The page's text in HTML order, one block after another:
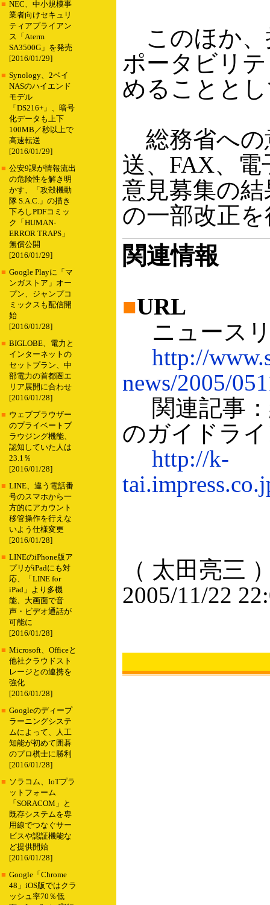
■ NEC、中小規模事
業者向けセキュリ
ティアプライアン
ス「Aterm
SA3500G」を発売
[2016/01/29]
■ Synology、2ベイ
NASのハイエンド
モデル
「DS216+」、暗号
化データも上下
100MB／秒以上で
高速転送
[2016/01/29]
■ 公安9課が情報流出
の危険性を解き明
かす、「攻殻機動
隊 S.A.C.」の描き
下ろしPDFコミッ
ク「HUMAN-
ERROR TRAPS」
無償公開
[2016/01/29]
■ Google Playに「マ
ンガストア」オー
プン、ジャンプコ
ミックスも配信開
始
[2016/01/28]
■ BIGLOBE、電力と
インターネットの
セットプラン、中
部電力の首都圏エ
リア展開に合わせ
[2016/01/28]
■ ウェブブラウザー
のプライベートブ
ラウジング機能、
認知していた人は
23.1％
[2016/01/28]
■ LINE、違う電話番
号のスマホから一
方的にアカウント
移管操作を行えな
いよう仕様変更
[2016/01/28]
■ LINEのiPhone版ア
プリがiPadにも対
応、「LINE for
iPad」より多機
能、大画面で音
声・ビデオ通話が
可能に
[2016/01/28]
■ Microsoft、Officeと
他社クラウドスト
レージとの連携を
強化
[2016/01/28]
■ Googleのディープ
ラーニングシステ
ムによって、人工
知能が初めて囲碁
のプロ棋士に勝利
[2016/01/28]
■ ソラコム、IoTプラ
ットフォーム
「SORACOM」と
既存システムを専
用線でつなぐサー
ビスや認証機能な
ど提供開始
[2016/01/28]
■ Google「Chrome
48」iOS版ではクラ
ッシュ率70％低
このほか、
ポータビリ
めることと
総務省への
送、FAX、
意見募集の
の一部改正
関連情報
■URL
ニュース
http://
news/2005/
関連記事：
のガイドラ
http://k-
（ 太田亮三
2005/11/22